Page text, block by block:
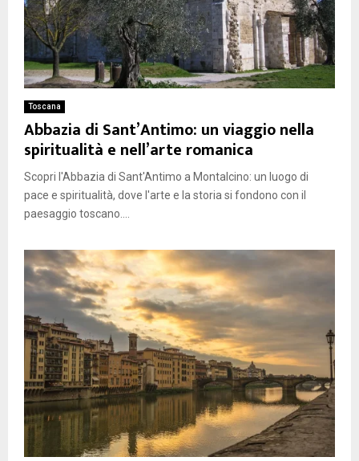
Toscana
Abbazia di Sant’Antimo: un viaggio nella
spiritualità e nell’arte romanica
Scopri l'Abbazia di Sant'Antimo a Montalcino: un luogo di
pace e spiritualità, dove l'arte e la storia si fondono con il
paesaggio toscano....